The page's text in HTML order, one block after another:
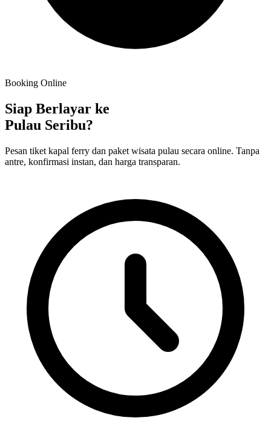
Booking Online
Siap Berlayar ke
Pulau Seribu?
Pesan tiket kapal ferry dan paket wisata pulau secara online. Tanpa
antre, konfirmasi instan, dan harga transparan.